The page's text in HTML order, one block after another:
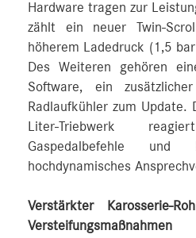
Hardware tragen zur
zählt ein neuer Twin-
höherem Ladedruck (1,5
Des Weiteren gehören
Software, ein
Radlaufkühler zum Update.
Liter-Triebwerk
Gaspedalbefehle
hochdynamisches
Verstärkter Karosserie-
Versteifungsmaßnahmen